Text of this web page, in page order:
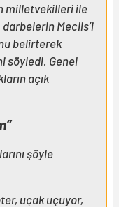
milletvekilleri ile
darbelerin Meclis’i
belirterek
söyledi. Genel
açık
şöyle
uçak uçuyor,